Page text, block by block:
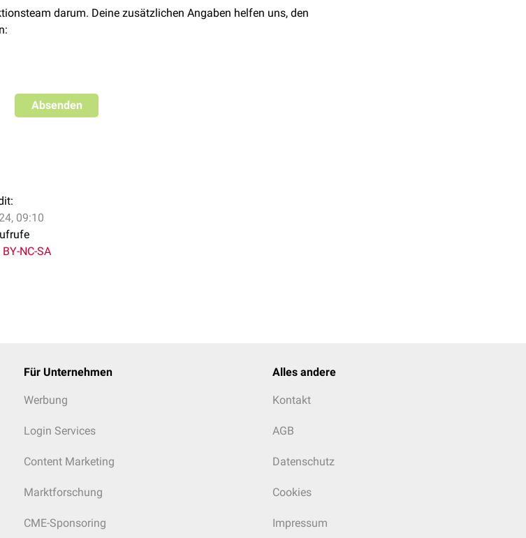
darum. Deine zusätzlichen Angaben helfen uns, den
Absenden
09:10
BY-NC-SA
Für Unternehmen
Werbung
Login Services
Content Marketing
Marktforschung
CME-Sponsoring
Alles andere
Kontakt
AGB
Datenschutz
Cookies
Impressum